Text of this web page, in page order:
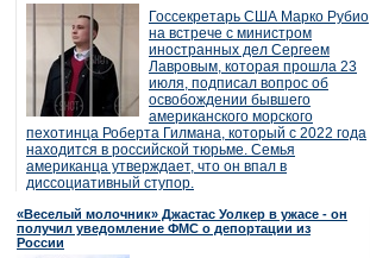
Госсекретарь США Марко Рубио
на встрече с министром
иностранных дел Сергеем
Лавровым, которая прошла 23
июля, подписал вопрос об
освобождении бывшего
американского морского
пехотинца Роберта Гилмана, который с 2022 года
находится в российской тюрьме. Семья
американца утверждает, что он впал в
диссоциативный ступор.
«Веселый молочник» Джастас Уолкер в ужасе - он
получил уведомление ФМС о депортации из
России